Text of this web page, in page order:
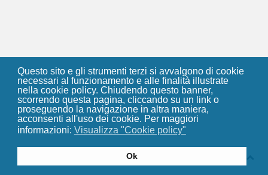
Questo sito e gli strumenti terzi si avvalgono di cookie
necessari al funzionamento e alle finalità illustrate
nella cookie policy. Chiudendo questo banner,
scorrendo questa pagina, cliccando su un link o
proseguendo la navigazione in altra maniera,
acconsenti all'uso dei cookie. Per maggiori
informazioni: Visualizza "Cookie policy"
Ok